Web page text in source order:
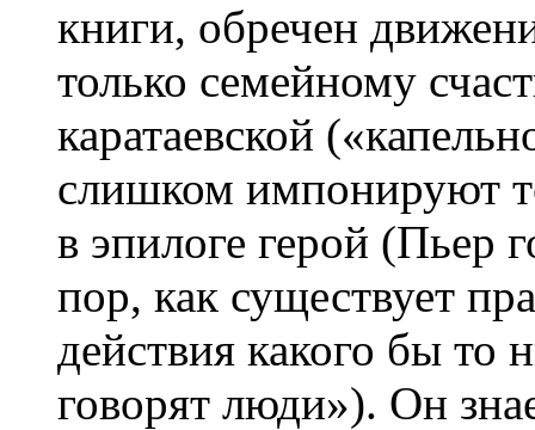
книги, обречен
только семейному
каратаевской
слишком импонируют
в эпилоге герой (Пьер
пор, как существует
действия какого бы то
говорят люди»). Он